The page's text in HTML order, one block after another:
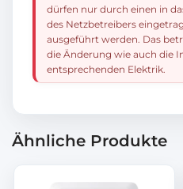
dürfen nur durch einen in
des Netzbetreibers
ausgeführt werden. Das
die Änderung wie auch die
entsprechenden Elektrik.
Ähnliche Produkte